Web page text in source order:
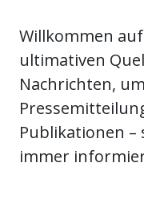
Willkommen
ultimativen
Nachrichten,
Publikationen –
immer